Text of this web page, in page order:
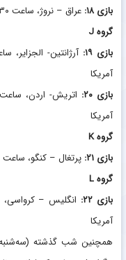
بازی ۱۸:
عراق – نروژ، ساعت ۰۱:۳۰ – ورزشگاه «ژیلت» بوستون، آمریکا
گروه J
بازی ۱۹:
آمریکا
بازی ۲۰:
آمریکا
گروه K
بازی ۲۱:
پرتغال – کنگو، ساعت ۲۰:۳۰ – ورزشگاه «ان‌آر‌جی» هیوستون، آمریکا
گروه L
بازی ۲۲:
آمریکا